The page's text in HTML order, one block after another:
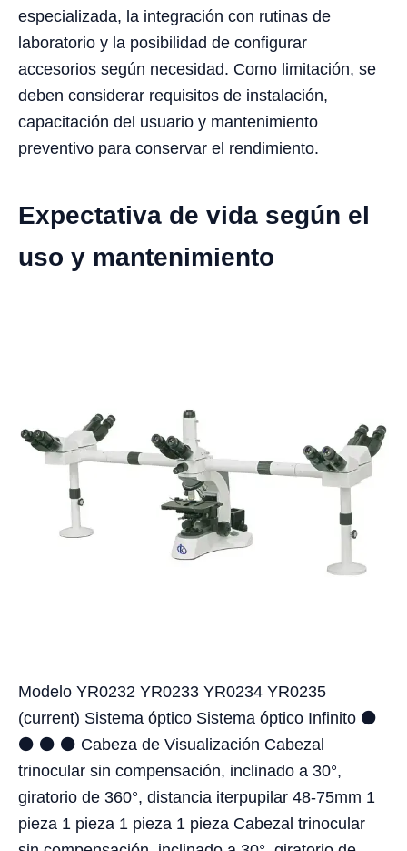
especializada, la integración con rutinas de
laboratorio y la posibilidad de configurar
accesorios según necesidad. Como limitación, se
deben considerar requisitos de instalación,
capacitación del usuario y mantenimiento
preventivo para conservar el rendimiento.
Expectativa de vida según el
uso y mantenimiento
Modelo YR0232 YR0233 YR0234 YR0235
(current) Sistema óptico Sistema óptico Infinito ⚫
⚫ ⚫ ⚫ Cabeza de Visualización Cabezal
trinocular sin compensación, inclinado a 30°,
giratorio de 360°, distancia iterpupilar 48-75mm 1
pieza 1 pieza 1 pieza 1 pieza Cabezal trinocular